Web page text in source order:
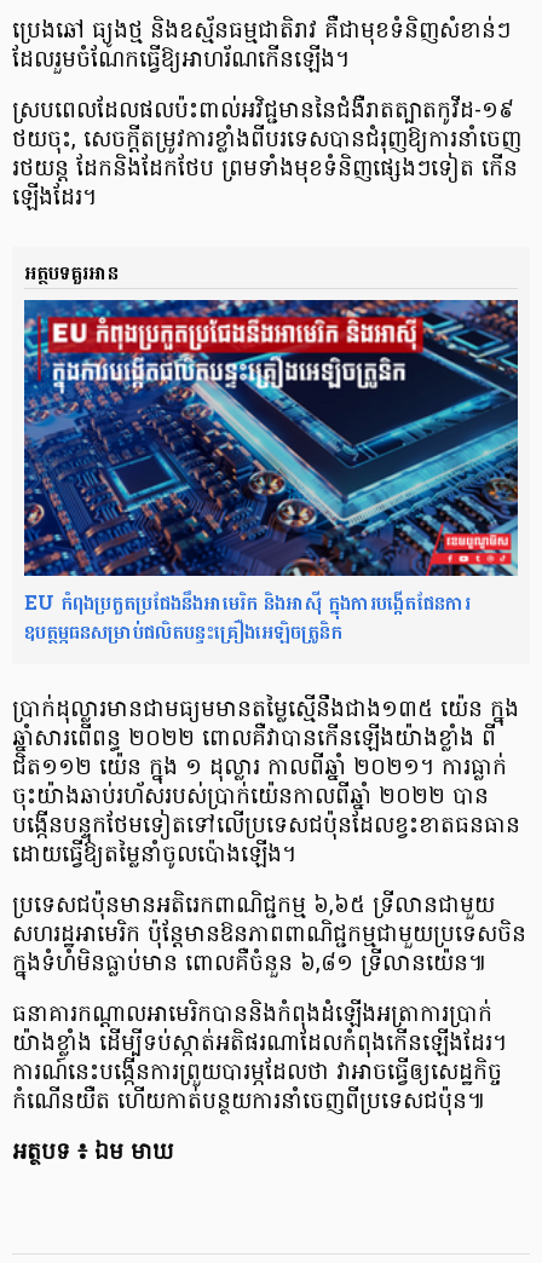
ប្រេងឆៅ ធ្យូងថ្ម និងឧស្ម័នធម្មជាតិរាវ គឺជាមុខទំនិញសំខាន់ៗ
ដែលរួមចំណែកធ្វើឱ្យអាហរ័ណកើនឡើង។
ស្របពេលដែលផលប៉ះពាល់អវិជ្ជមាននៃជំងឺរាតត្បាតកូវីដ-១៩
ថយចុះ, សេចក្ដីតម្រូវការខ្លាំងពីបរទេសបានជំរុញ​ឱ្យ​ការនាំចេញ​
រថយន្ត ដែកនិងដែកថែប ព្រមទាំងមុខទំនិញផ្សេងៗទៀត កើន
ឡើងដែរ។
អត្ថបទគួរអាន
EU កំពុងប្រកួតប្រជែងនឹងអាមេរិក និងអាស៊ី ក្នុងការបង្កើតផែនការ
ឧបត្ថម្ភធនសម្រាប់ផលិតបន្ទះគ្រឿងអេឡិចត្រូនិក
ប្រាក់ដុល្លារមានជាមធ្យមមានតម្លៃស្មើនឹងជាង១៣៥ យ៉េន ក្នុង
ឆ្នាំសារពើពន្ធ ២០២២ ពោលគឺវាបានកើនឡើងយ៉ាងខ្លាំង ពី
ជិត​១១២ យ៉េន ក្នុង ១ ដុល្លារ កាលពីឆ្នាំ ២០២១។ ការ​ធ្លាក់​
ចុះ​យ៉ាង​ឆាប់​រហ័ស​របស់​ប្រាក់​យ៉េន​កាល​ពី​ឆ្នាំ​ ២០២២ ​បាន​
បង្កើនបន្ទុកថែមទៀតទៅលើ​ប្រទេស​ជប៉ុន​ដែល​ខ្វះខាត​ធនធាន ​
ដោយ​ធ្វើឱ្យ​តម្លៃ​នាំ​ចូលប៉ោងឡើង។
ប្រទេសជប៉ុនមានអតិរេកពាណិជ្ជកម្ម ៦,៦៥ ទ្រីលានជាមួយ
សហរដ្ឋអាមេរិក ប៉ុន្តែមានឱនភាពពាណិជ្ជកម្មជាមួយ​ប្រទេសចិន​
ក្នុង​ទំហំមិនធ្លាប់មាន ពោលគឺចំនួន ៦,៨១ ទ្រីលានយ៉េន៕
ធនាគារ​កណ្តាល​អាមេរិក​បាន​និង​កំពុង​ដំឡើង​អត្រា​ការ​ប្រាក់​
យ៉ាង​ខ្លាំង ​ដើម្បី​ទប់​ស្កាត់​អតិផរណា​ដែល​កំពុង​កើន​ឡើងដែរ។
ការណ៍នេះ​បង្កើន​ការ​ព្រួយ​បារម្ភដែល​ថា ​វា​អាច​ធ្វើ​ឲ្យ​សេដ្ឋកិច្ច​​
កំណើនយឺត ហើយ​កាត់​បន្ថយ​ការ​នាំ​ចេញ​ពី​ប្រទេស​ជប៉ុន៕
អត្ថបទ ៖ ឯម មាឃ